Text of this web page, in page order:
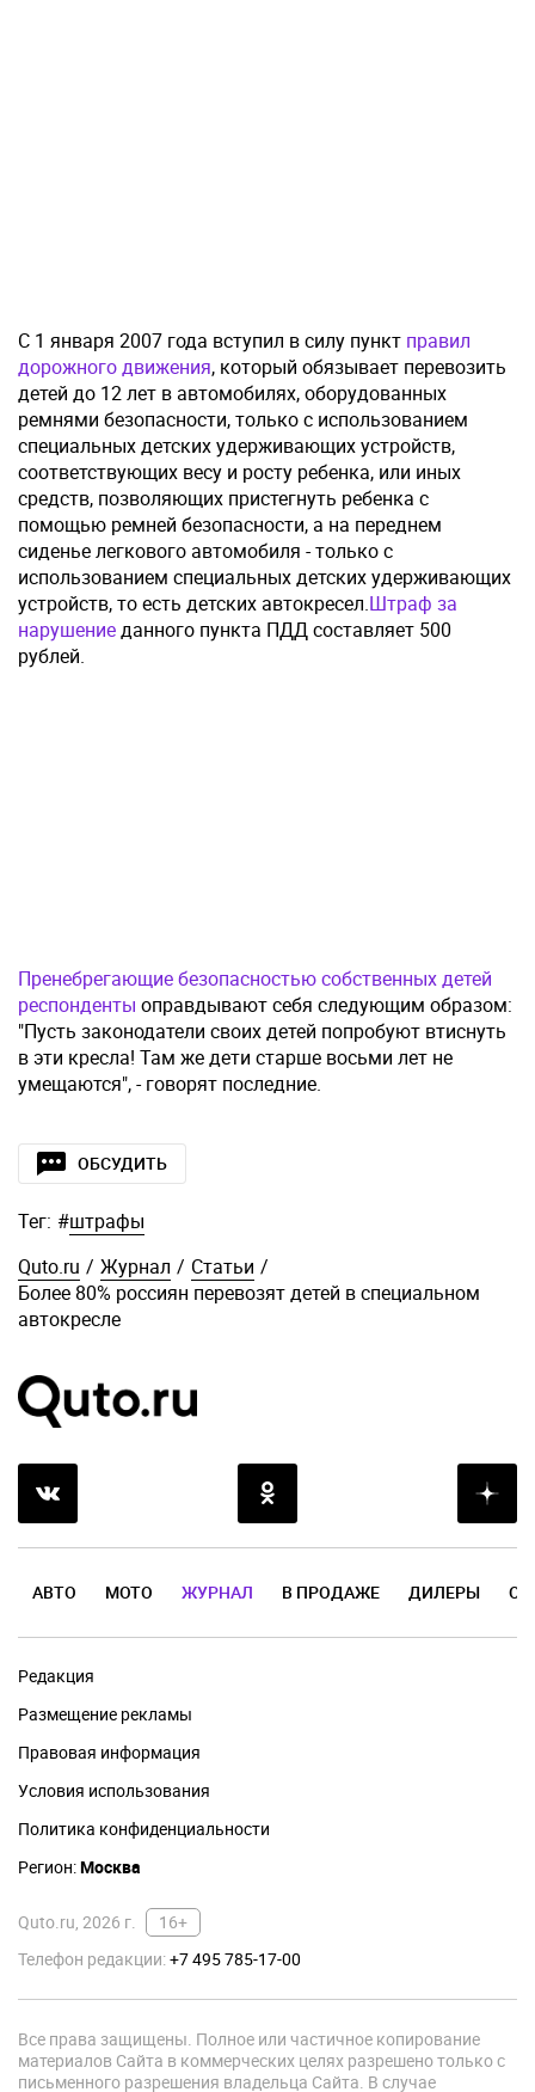
С 1 января 2007 года вступил в силу пункт правил
дорожного движения, который обязывает перевозить
детей до 12 лет в автомобилях, оборудованных
ремнями безопасности, только с использованием
специальных детских удерживающих устройств,
соответствующих весу и росту ребенка, или иных
средств, позволяющих пристегнуть ребенка с
помощью ремней безопасности, а на переднем
сиденье легкового автомобиля - только с
использованием специальных детских удерживающих
устройств, то есть детских автокресел.Штраф за
нарушениеданного пункта ПДД составляет 500
рублей.
Пренебрегающие безопасностью собственных детей
респонденты оправдывают себя следующим образом:
"Пусть законодатели своих детей попробуют втиснуть
в эти кресла! Там же дети старше восьми лет не
умещаются", - говорят последние.
ОБСУДИТЬ
Тег: #штрафы
Quto.ru / Журнал / Статьи /
Более 80% россиян перевозят детей в специальном
автокресле
АВТО МОТО ЖУРНАЛ В ПРОДАЖЕ ДИЛЕРЫ
Редакция
Размещение рекламы
Правовая информация
Условия использования
Политика конфиденциальности
Регион:Москва
Quto.ru, 2026 г.
16+
Телефон редакции:+7 495 785-17-00
Все права защищены. Полное или частичное копирование
материалов Сайта в коммерческих целях разрешено только с
письменного разрешения владельца Сайта. В случае